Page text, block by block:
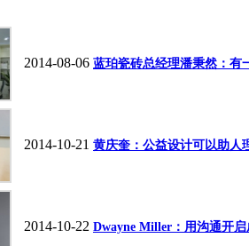
2014-08-06 蓝珀瓷砖总经理潘秉然：有
2014-10-21 黄庆奎：公益设计可以助人
2014-10-22 Dwayne Miller：用沟通开